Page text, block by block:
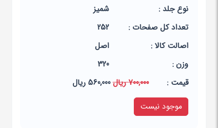
نوع جلد :
شمیز
تعداد کل صفحات :
252
اصالت کالا :
اصل
وزن :
320
قيمت :
700,000 ریال
560,000 ریال
موجود نیست